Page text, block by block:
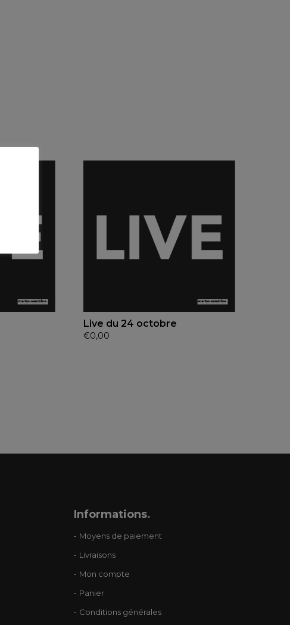
Live du 24 octobre
€0,00
Informations.
Moyens de paiement
Livraisons
Mon compte
Panier
Conditions générales